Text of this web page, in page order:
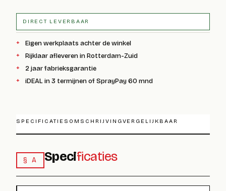
DIRECT LEVERBAAR
Eigen werkplaats achter de winkel
Rijklaar afleveren in Rotterdam-Zuid
2 jaar fabrieksgarantie
iDEAL in 3 termijnen of SprayPay 60 mnd
SPECIFICATIES OMSCHRIJVINGVERGELIJKBAAR
§ A Specificaties